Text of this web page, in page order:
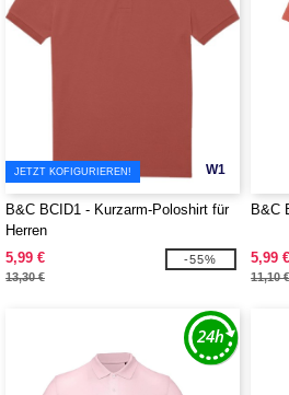
W1
JETZT KOFIGURIEREN!
B&C BCID1 - Kurzarm-Poloshirt für
Herren
5,99 €
13,30 €
-55%
B&C
5,99 €
11,10 €